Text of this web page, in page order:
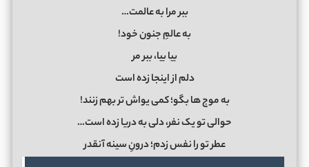
ببر مرا به عالمت…
به عالمِ جنون خود!
بیا بیا، ببر مر
دلم از اینجا زده است
به موج ها بگو؛ کمی یواش تر بهم زنند!
حوالی تو یک نفر، دلی به دریا زده است…
عطر تو را نفس زدم؛ درونِ سینه آنقدر